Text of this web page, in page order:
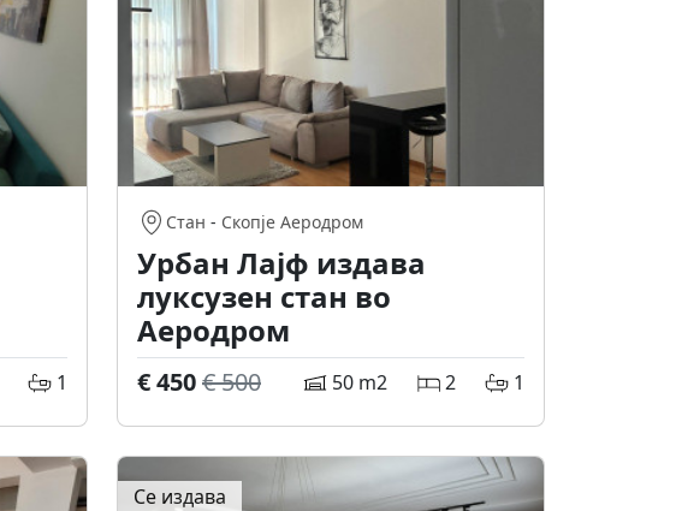
1
Стан - Скопје Аеродром
Урбан Лајф издава
луксузен стан во
Аеродром
€ 450€ 500 50 m2 2 1
Се издава